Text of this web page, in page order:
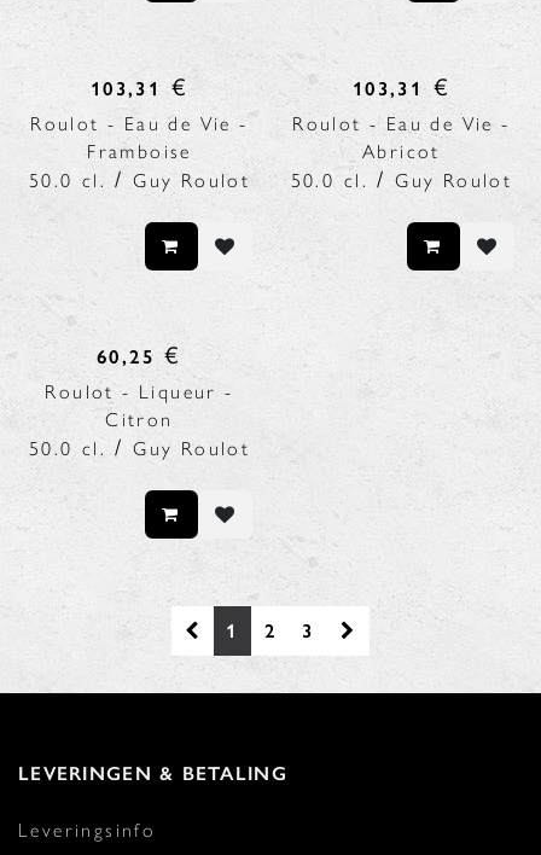
103,31 €
Roulot - Eau de Vie -
Framboise
50.0 cl. /Guy Roulot
103,31 €
Roulot - Eau de Vie -
Abricot
50.0 cl. /Guy Roulot
60,25 €
Roulot - Liqueur -
Citron
50.0 cl. /Guy Roulot
1 2 3
LEVERINGEN & BETALING
Leveringsinfo